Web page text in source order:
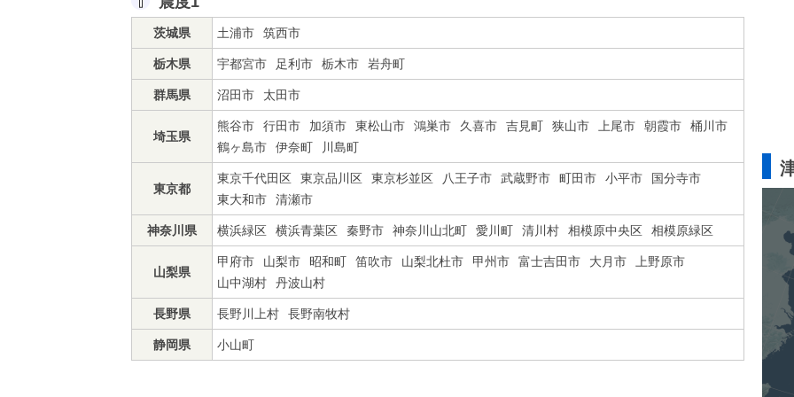
茨城県 土浦市 筑西市
栃木県 宇都宮市 足利市 栃木市 岩舟町
群馬県 沼田市 太田市
埼玉県
熊谷市 行田市 加須市 東松山市 鴻巣市 久喜市 吉見町 狭山市 上尾市 朝霞市
桶川市
鶴ヶ島市
伊奈町 川島町
東京都
東京千代田区 東京品川区 東京杉並区 八王子市 武蔵野市 町田市 小平市
国分寺市
東大和市
清瀬市
神奈川県 横浜緑区 横浜青葉区 秦野市 神奈川山北町 愛川町 清川村 相模原中央区 相模原緑区
山梨県
甲府市 山梨市 昭和町 笛吹市 山梨北杜市 甲州市 富士吉田市 大月市
上野原市
山中湖村
丹波山村
長野県 長野川上村 長野南牧村
静岡県 小山町